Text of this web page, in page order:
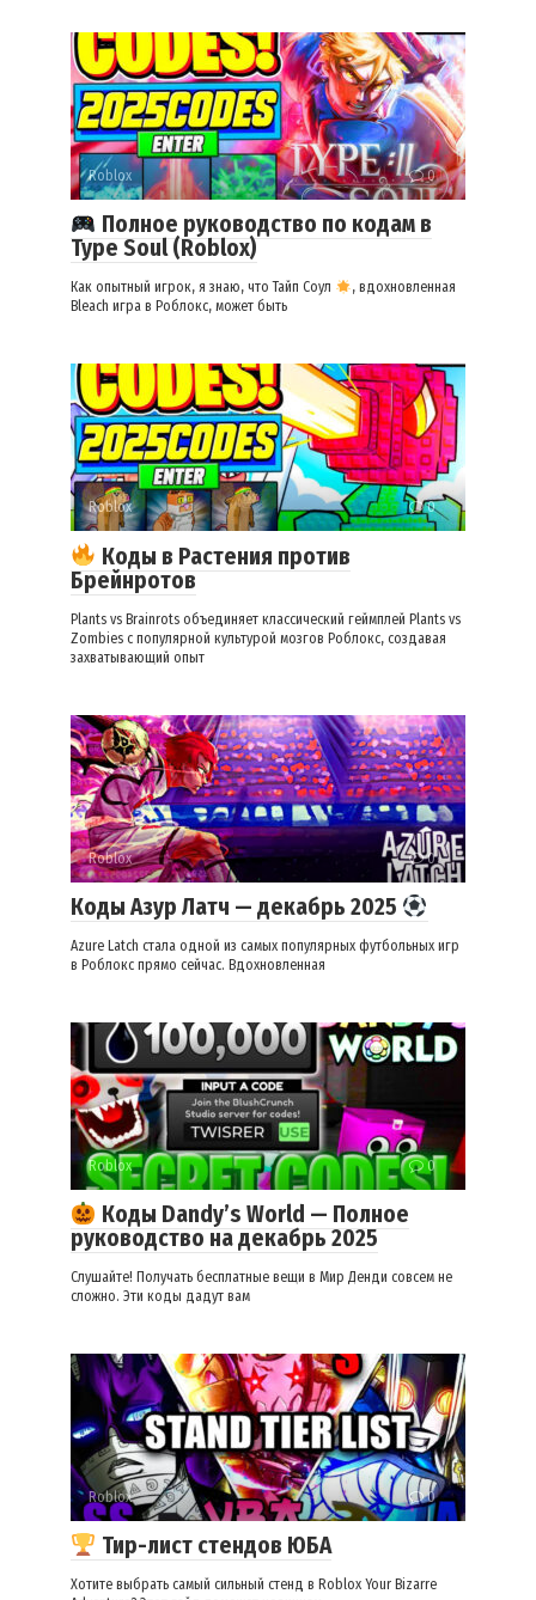
Roblox 0
Полное руководство по кодам в
Type Soul (Roblox)
Как опытный игрок, я знаю, что Тайп Соул
, вдохновленная
Bleach игра в Роблокс, может быть
Roblox 0
Коды в Растения против
Брейнротов
Plants vs Brainrots объединяет классический геймплей Plants vs
Zombies с популярной культурой мозгов Роблокс, создавая
захватывающий опыт
Roblox 0
Коды Азур Латч — декабрь 2025
Azure Latch стала одной из самых популярных футбольных игр
в Роблокс прямо сейчас. Вдохновленная
Roblox 0
Коды Dandy’s World — Полное
руководство на декабрь 2025
Слушайте! Получать бесплатные вещи в Мир Денди совсем не
сложно. Эти коды дадут вам
Roblox 0
Тир-лист стендов ЮБА
Хотите выбрать самый сильный стенд в Roblox Your Bizarre